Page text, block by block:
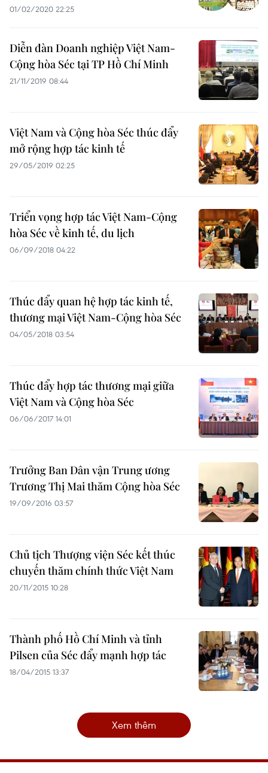
01/02/2020 22:25
Diễn đàn Doanh nghiệp Việt Nam-
Cộng hòa Séc tại TP Hồ Chí Minh
21/11/2019 08:44
Việt Nam và Cộng hòa Séc thúc đẩy
mở rộng hợp tác kinh tế
29/05/2019 02:25
Triển vọng hợp tác Việt Nam-Cộng
hòa Séc về kinh tế, du lịch
06/09/2018 04:22
Thúc đẩy quan hệ hợp tác kinh tế,
thương mại Việt Nam-Cộng hòa Séc
04/05/2018 03:54
Thúc đẩy hợp tác thương mại giữa
Việt Nam và Cộng hòa Séc
06/06/2017 14:01
Trưởng Ban Dân vận Trung ương
Trương Thị Mai thăm Cộng hòa Séc
19/09/2016 03:57
Chủ tịch Thượng viện Séc kết thúc
chuyến thăm chính thức Việt Nam
20/11/2015 10:28
Thành phố Hồ Chí Minh và tỉnh
Pilsen của Séc đẩy mạnh hợp tác
18/04/2015 13:37
Xem thêm